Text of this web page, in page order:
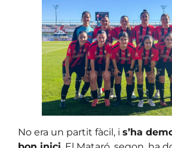
No era un partit fàcil, i s’ha